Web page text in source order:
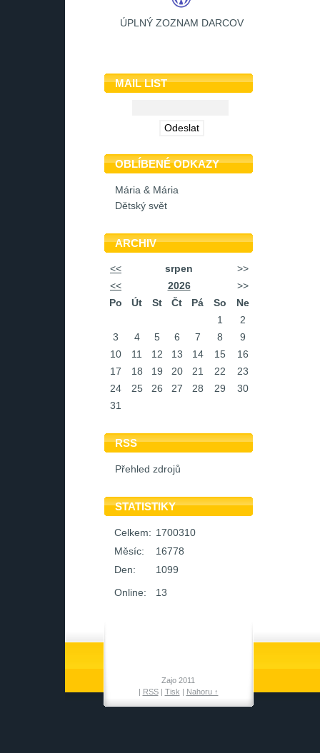
ÚPLNÝ ZOZNAM DARCOV
MAIL LIST
OBLÍBENÉ ODKAZY
Mária & Mária
Dětský svět
ARCHIV
<< srpen
>>
<<
2026
>>
Po
Út St Čt Pá So
Ne
1
2
3
4 5 6 7 8
9
10
11 12 13 14 15
16
17
18 19 20 21 22
23
24
25 26 27 28 29
30
31
RSS
Přehled zdrojů
STATISTIKY
Online: 13
Celkem: 1700310
Měsíc:
16778
Den:
1099
Zajo 2011
| RSS| Tisk | Nahoru ↑